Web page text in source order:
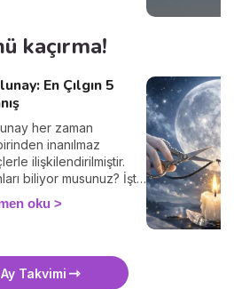
kaçırma!
En Çılgın 5
her zaman
inanılmaz
ilişkilendirilmiştir.
biliyor musunuz? İşte
inanış.
oku
Ay Takvimi